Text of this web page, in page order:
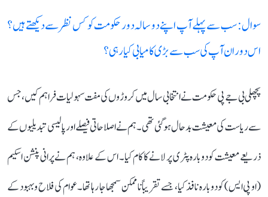
سوال: سب سے پہلے آپ اپنے دو سالہ دور حکومت کو کس نظر سے دیکھتے ہیں؟
اس دوران آپ کی سب سے بڑی کامیابی کیا رہی؟
پچھلی بی جے پی حکومت نے انتخابی سال میں کروڑوں کی مفت سہولیات فراہم کیں، جس
سے ریاست کی معیشت بدحال ہو گئی تھی۔ ہم نے اصلاحاتی فیصلے اور پالیسی تبدیلیوں کے
ذریعے معیشت کو دوبارہ پٹری پر لانے کا کام کیا۔ اس کے علاوہ، ہم نے پرانی پنشن اسکیم
(او پی ایس) کو دوبارہ نافذ کیا، جسے تقریباً ناممکن سمجھا جا رہا تھا۔ عوام کی فلاح و بہبود کے